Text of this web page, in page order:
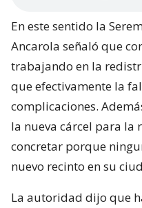
En este sentido la
Ancarola señaló que
trabajando en la
que efectivamente la
complicaciones.
la nueva cárcel para la
concretar porque
nuevo recinto en su
La autoridad dijo que